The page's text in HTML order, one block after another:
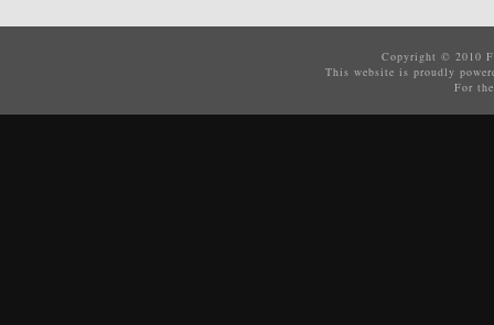
Copyright © 2010
This website is proudly
For